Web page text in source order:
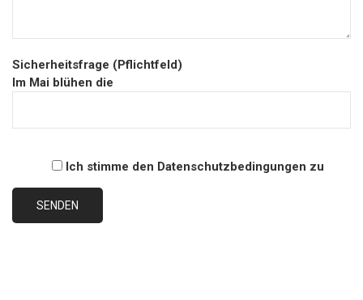
Sicherheitsfrage (Pflichtfeld)
Im Mai blühen die
Ich stimme den Datenschutzbedingungen zu